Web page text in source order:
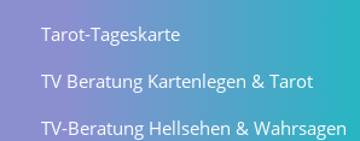
Tarot-Tageskarte
TV Beratung Kartenlegen & Tarot
TV-Beratung Hellsehen & Wahrsagen